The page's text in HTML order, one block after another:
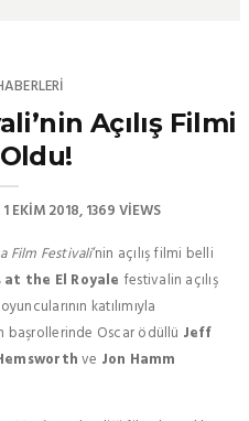
Açılış Filmi
1 EKIM 2018 1369 VIEWS
Film Festivali‘nin açılış filmi belli
at the El Royale festivalin açılış
katılımıyla
başrollerinde Oscar ödüllü Jeff
ve Jon Hamm